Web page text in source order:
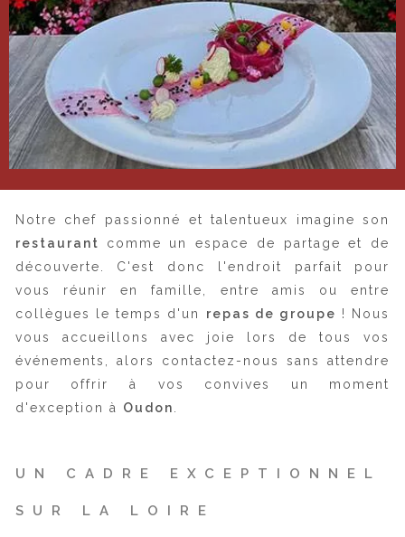
Notre chef passionné et talentueux imagine son
restaurant comme un espace de partage et de
découverte. C'est donc l'endroit parfait pour
vous réunir en famille, entre amis ou entre
collègues le temps d'un repas de groupe ! Nous
vous accueillons avec joie lors de tous vos
événements, alors contactez-nous sans attendre
pour offrir à vos convives un moment
d'exception à Oudon
UN CADRE EXCEPTIONNEL
SUR LA LOIRE